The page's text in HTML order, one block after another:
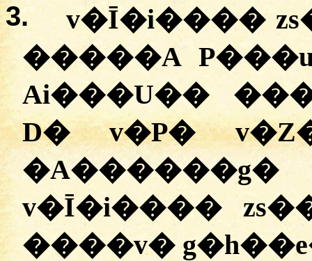
3.
v�Ī�i����
�����A
Ai���U��
D� v�P�
v�Ī�i����
����v�